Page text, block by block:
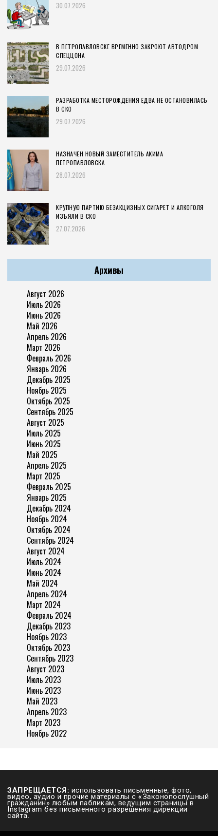
30.07.2026
В ПЕТРОПАВЛОВСКЕ ВРЕМЕННО ЗАКРОЮТ АВТОДРОМ
СПЕЦЦОНА
29.07.2026
РАЗРАБОТКА МЕСТОРОЖДЕНИЯ ЕДВА НЕ ОСТАНОВИЛАСЬ
В СКО
29.07.2026
НАЗНАЧЕН НОВЫЙ ЗАМЕСТИТЕЛЬ АКИМА
ПЕТРОПАВЛОВСКА
28.07.2026
КРУПНУЮ ПАРТИЮ БЕЗАКЦИЗНЫХ СИГАРЕТ И АЛКОГОЛЯ
ИЗЪЯЛИ В СКО
27.07.2026
Архивы
Август 2026
Июль 2026
Июнь 2026
Май 2026
Апрель 2026
Март 2026
Февраль 2026
Январь 2026
Декабрь 2025
Ноябрь 2025
Октябрь 2025
Сентябрь 2025
Август 2025
Июль 2025
Июнь 2025
Май 2025
Апрель 2025
Март 2025
Февраль 2025
Январь 2025
Декабрь 2024
Ноябрь 2024
Октябрь 2024
Сентябрь 2024
Август 2024
Июль 2024
Июнь 2024
Май 2024
Апрель 2024
Март 2024
Февраль 2024
Декабрь 2023
Ноябрь 2023
Октябрь 2023
Сентябрь 2023
Август 2023
Июль 2023
Июнь 2023
Май 2023
Апрель 2023
Март 2023
Ноябрь 2022
ЗАПРЕЩАЕТСЯ: использовать письменные, фото,
видео, аудио и прочие материалы с «Законопослушный
гражданин» любым пабликам, ведущим страницы в
Instagram без письменного разрешения дирекции
сайта.